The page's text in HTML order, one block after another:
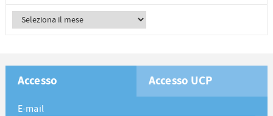
Accesso Accesso UCP
E-mail